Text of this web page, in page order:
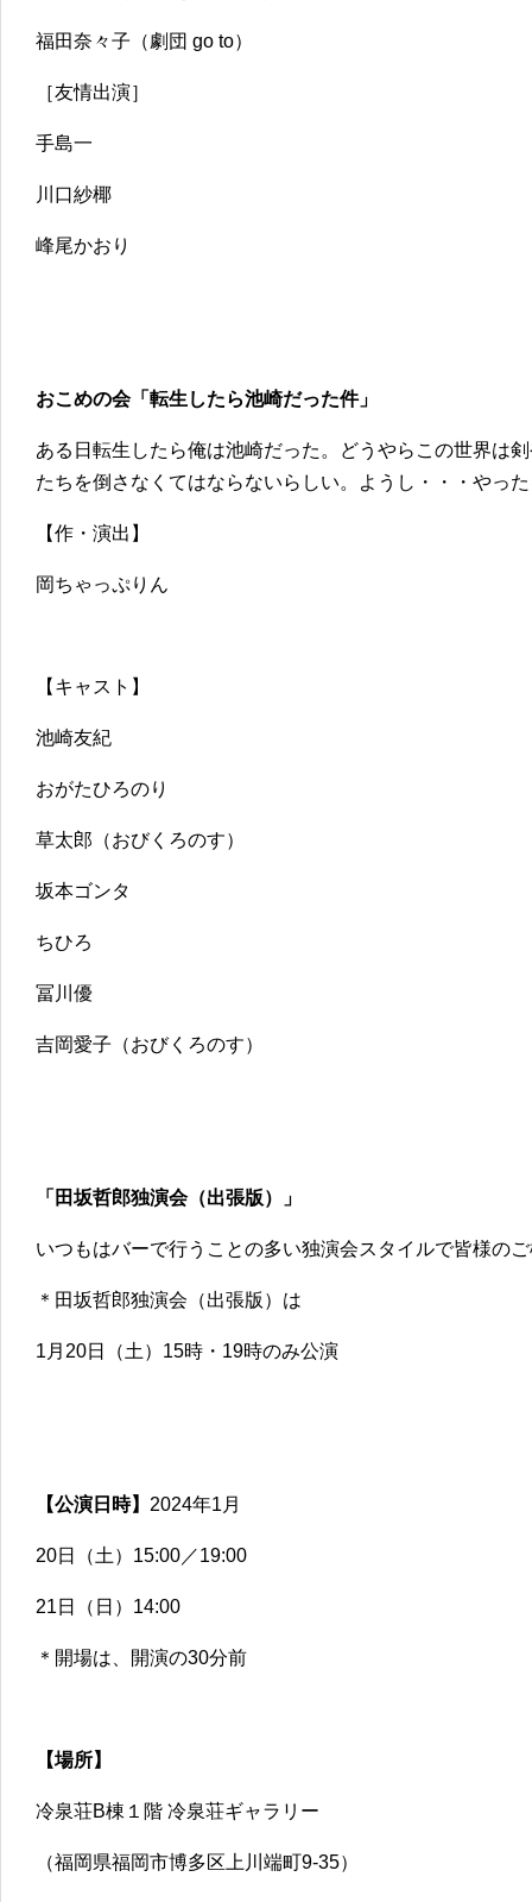
福田奈々子（劇団 go to）
［友情出演］
手島一
川口紗椰
峰尾かおり
おこめの会「転生したら池崎だった件」
ある日転生したら俺は池崎だった。どうやらこの世界は
たちを倒さなくてはならないらしい。ようし・・・やっ
【作・演出】
岡ちゃっぷりん
【キャスト】
池崎友紀
おがたひろのり
草太郎（おびくろのす）
坂本ゴンタ
ちひろ
冨川優
吉岡愛子（おびくろのす）
「田坂哲郎独演会（出張版）」
いつもはバーで行うことの多い独演会スタイルで皆様の
＊田坂哲郎独演会（出張版）は
1月20日（土）15時・19時のみ公演
【公演日時】 2024年1月
20日（土）15:00／19:00
21日（日）14:00
＊開場は、開演の30分前
【場所】
冷泉荘B棟１階 冷泉荘ギャラリー
（福岡県福岡市博多区上川端町9-35）